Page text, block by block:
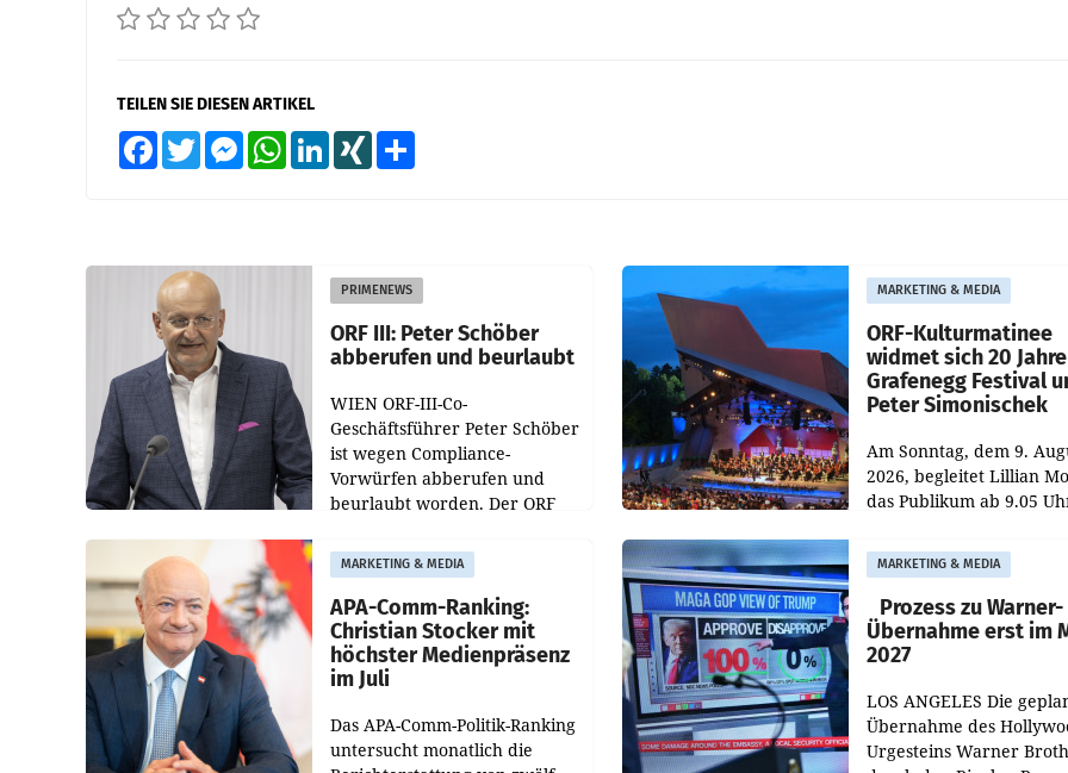
TEILEN SIE DIESEN ARTIKEL
FacebookTwitter MessengerWhatsAppLinkedInXING
PRIMENEWS
ORF III: Peter Schöber
abberufen und beurlaubt
WIEN ORF-III-Co-
Geschäftsführer Peter Schöber
ist wegen Compliance-
Vorwürfen abberufen und
beurlaubt worden. Der ORF
entsprechende
Medienberichte.
MARKETING & MEDIA
ORF-Kulturmatinee
widmet sich 20
Grafenegg Festival
Peter Simonischek
Am Sonntag, dem 9.
2026, begleitet Lillian
das Publikum ab 9.05
„Kulturmatinee“. Die
startet mit der
„20 Jahre Grafenegg
MARKETING & MEDIA
APA-Comm-Ranking:
Christian Stocker mit
höchster Medienpräsenz
im Juli
Das APA-Comm-Politik-Ranking
untersucht monatlich die
MARKETING & MEDIA
Prozess zu Warner-
Übernahme erst im
2027
LOS ANGELES Die
Übernahme des
Urgesteins Warner